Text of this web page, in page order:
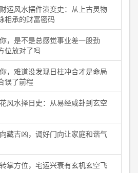
运风水摆件演变史：从上古灵物
相承的财富密码
，是不是总感觉事业差一股劲
位放对了吗
，难道没发现日柱冲合才是命局
误了前程
风水择日史：从易经咸卦到玄空
藏吉凶，调好门向让家庭和谐气
掌方位，宅运兴衰有玄机玄空飞